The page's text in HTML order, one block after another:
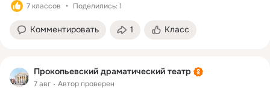
7 классов Поделились: 1
Комментировать 1 Класс
Прокопьевский драматический театр
7 авг Автор проверен